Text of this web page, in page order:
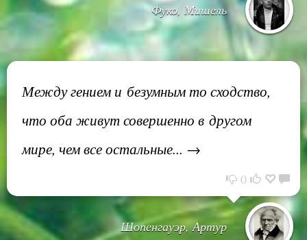
Фуко, Мишель
Между гением и безумным то сходство,
что оба живут совершенно в другом
мире, чем все остальные... →
0
Шопенгауэр, Артур